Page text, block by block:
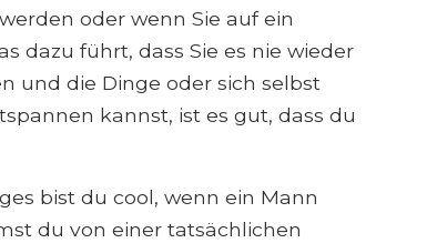
oder wenn Sie auf ein
dazu führt, dass Sie es nie wieder
und die Dinge oder sich selbst
kannst, ist es gut, dass du
bist du cool, wenn ein Mann
du von einer tatsächlichen